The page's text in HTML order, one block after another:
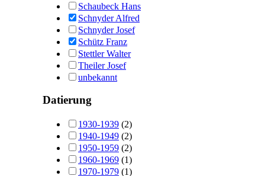
Schaubeck Hans
Schnyder Alfred
Schnyder Josef
Schütz Franz
Stettler Walter
Theiler Josef
unbekannt
Datierung
1930-1939 (2)
1940-1949 (2)
1950-1959 (2)
1960-1969 (1)
1970-1979 (1)